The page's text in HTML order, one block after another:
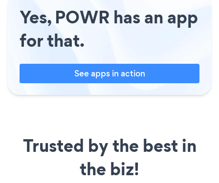
Yes, POWR has an app
for that.
See apps in action
Trusted by the best in
the biz!